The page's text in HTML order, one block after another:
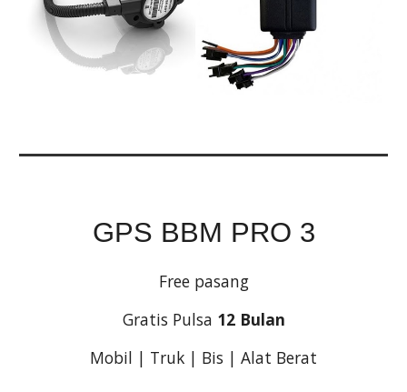
GPS BBM PRO 3
Free pasang
Gratis Pulsa 12 Bulan
Mobil | Truk | Bis | Alat Berat